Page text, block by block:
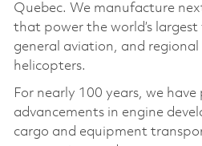
Quebec. We manufacture
that power the world’s largest
general aviation, and
helicopters.
For nearly 100 years, we have
advancements in engine
cargo and equipment